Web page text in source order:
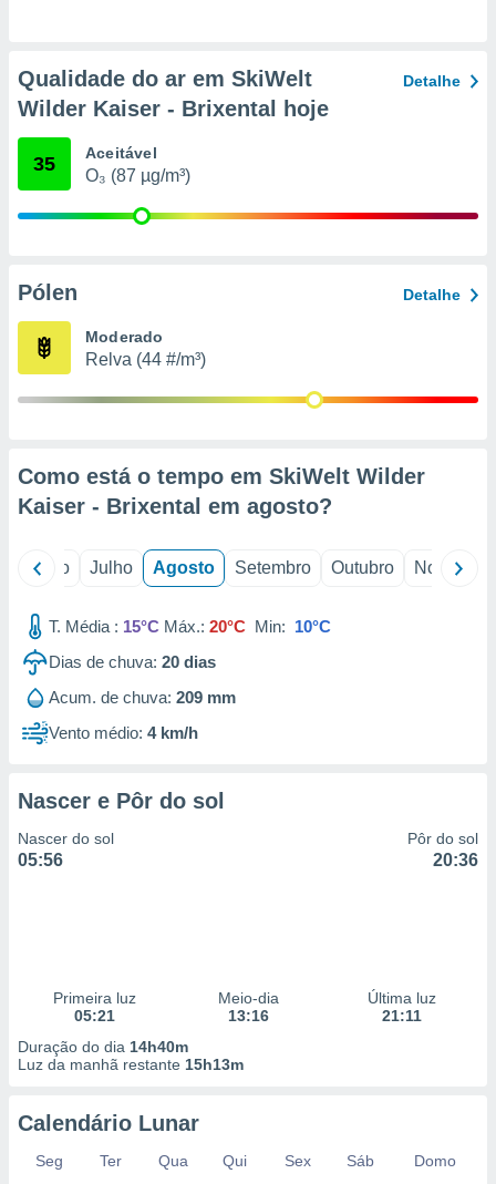
através
de
1199
Qualidade do ar em SkiWelt
Wilder Kaiser - Brixental hoje
Detalhe
35 Aceitável
O₃ (87 µg/m³)
Pólen Detalhe
Moderado
Relva (44 #/m³)
Como está o tempo em SkiWelt Wilder
Kaiser - Brixental em agosto?
Junho Julho Agosto Setembro Outubro Novembro
T. Média : 15°C Máx.: 20°C Min: 10°C
Dias de chuva: 20 dias
Acum. de chuva: 209 mm
Vento médio: 4 km/h
Nascer e Pôr do sol
Nascer do sol
05:56
Pôr do sol
20:36
Primeira luz
05:21
Meio-dia
13:16
Última luz
21:11
Duração do dia 14h40m
Luz da manhã restante 15h13m
Calendário Lunar
Seg Ter Qua Qui Sex Sáb
Domo